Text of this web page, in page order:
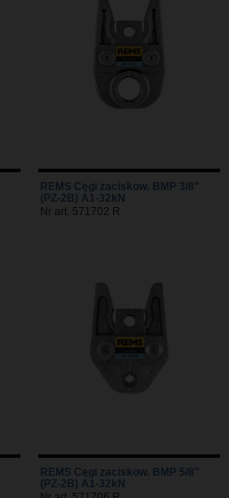
REMS Cęgi zaciskow. BMP 3/8"
(PZ-2B) A1-32kN
Nr art. 571702 R
REMS Cęgi zaciskow. BMP 5/8"
(PZ-2B) A1-32kN